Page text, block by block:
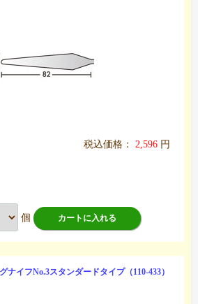
税込価格： 2,596 円
個 カートに入れる
イフNo.3スタンダードタイプ（110-433）